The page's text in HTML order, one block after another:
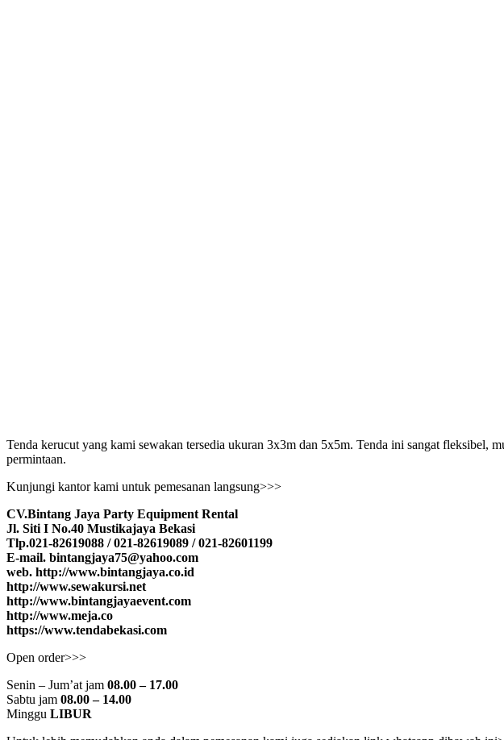
Tenda kerucut yang kami sewakan tersedia ukuran 3x3m dan 5x5m. Tenda ini sangat fleksibel,
permintaan.
Kunjungi kantor kami untuk pemesanan langsung>>>
CV.Bintang Jaya Party Equipment Rental
Jl. Siti I No.40 Mustikajaya Bekasi
Tlp.021-82619088 / 021-82619089 / 021-82601199
E-mail. bintangjaya75@yahoo.com
web. http://www.bintangjaya.co.id
http://www.sewakursi.net
http://www.bintangjayaevent.com
http://www.meja.co
https://www.tendabekasi.com
Open order>>>
Senin – Jum’at jam 08.00 – 17.00
Sabtu jam 08.00 – 14.00
Minggu LIBUR